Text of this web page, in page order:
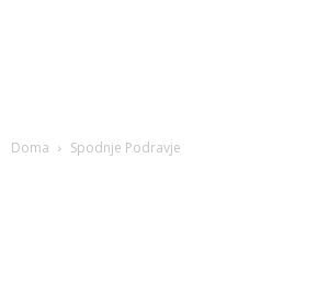
Doma Spodnje Podravje